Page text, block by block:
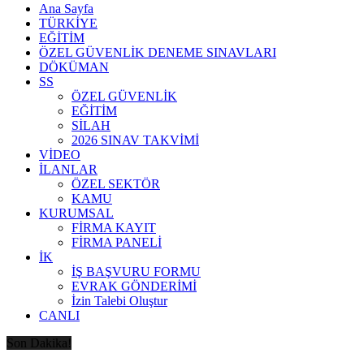
Ana Sayfa
TÜRKİYE
EĞİTİM
ÖZEL GÜVENLİK DENEME SINAVLARI
DÖKÜMAN
SS
ÖZEL GÜVENLİK
EĞİTİM
SİLAH
2026 SINAV TAKVİMİ
VİDEO
İLANLAR
ÖZEL SEKTÖR
KAMU
KURUMSAL
FİRMA KAYIT
FİRMA PANELİ
İK
İŞ BAŞVURU FORMU
EVRAK GÖNDERİMİ
İzin Talebi Oluştur
CANLI
Son Dakika!